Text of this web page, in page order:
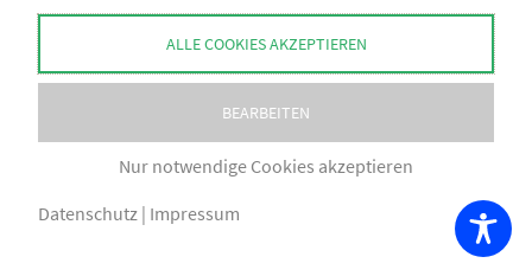
IMPRESSUM
AGB NUTZUNGSBEDINGUNGEN
DATENSCHUTZ
ALLE COOKIES AKZEPTIEREN
BEARBEITEN
Nur notwendige Cookies akzeptieren
Datenschutz | Impressum